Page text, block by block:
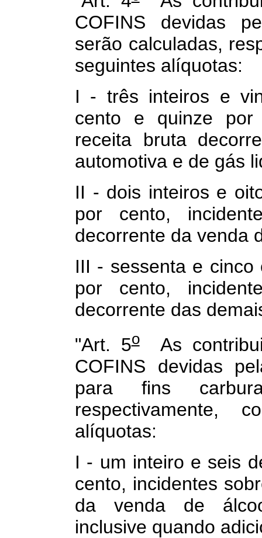
COFINS devidas
serão calculadas,
seguintes alíquotas:
I - três inteiros e
cento e quinze por
receita bruta
automotiva e de gás
II - dois inteiros e
por cento,
decorrente da venda
III - sessenta e
por cento,
decorrente das
"Art. 5oAs
COFINS devidas
para fins
respectivamente,
alíquotas:
I - um inteiro e seis
cento, incidentes
da venda de
inclusive quando